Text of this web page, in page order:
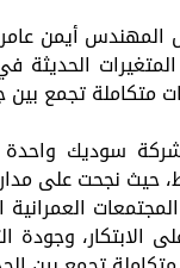
المهندس أيمن
الحديثة
متكاملة تجمع بين
سوديك واحدة
حيث نجحت على
الابتكار،